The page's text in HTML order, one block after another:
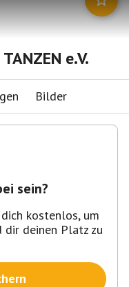
e.V.
Bilder
sein?
kostenlos, um
dir deinen Platz zu